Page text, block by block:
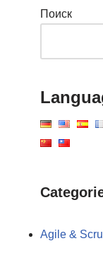
Поиск
Agile &